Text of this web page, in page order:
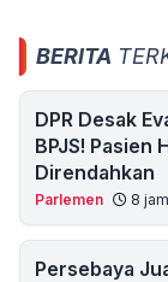
BERITA
DPR Desak
BPJS! Pasien
Direndahkan
Parlemen 8
Persebaya